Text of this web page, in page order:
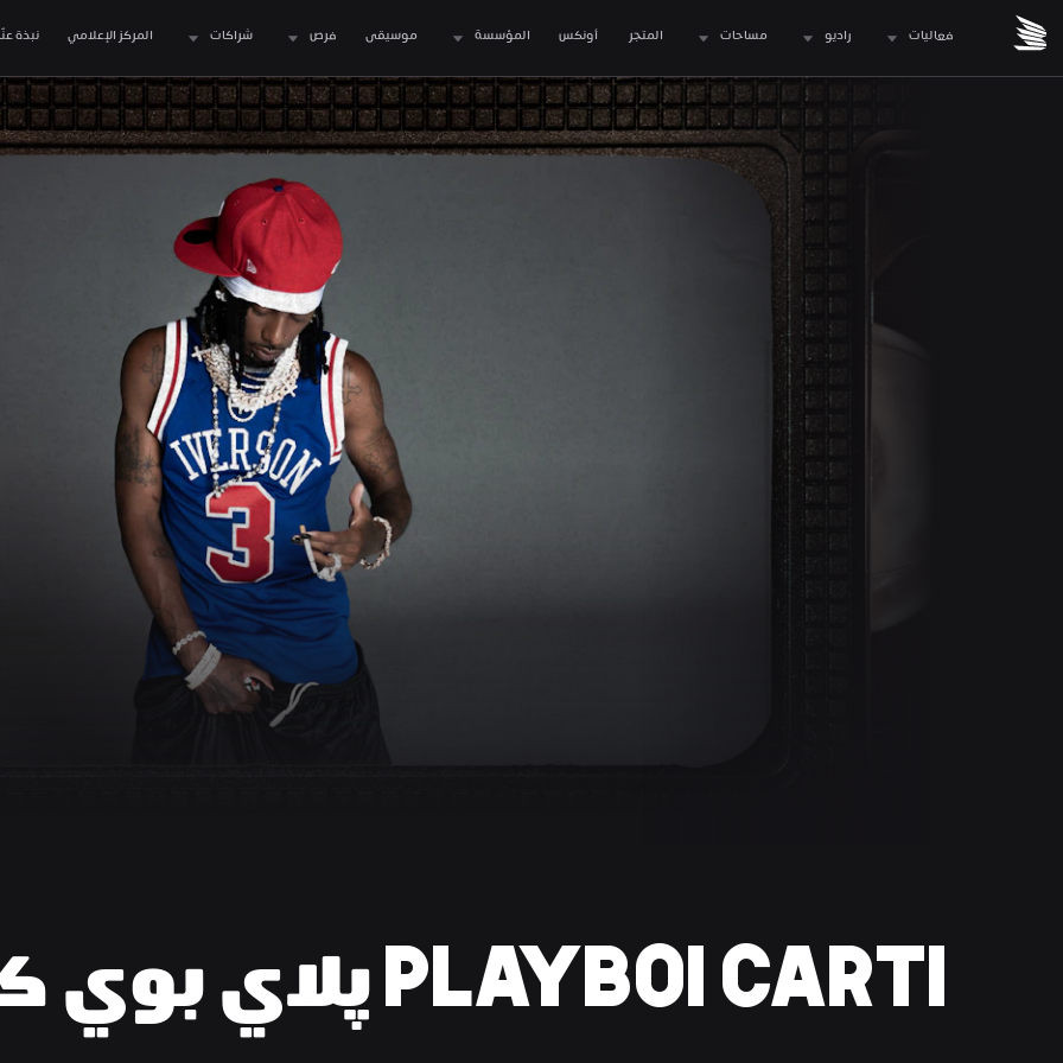
فعاليات راديو مساحات المتجر المؤسسة موسيقى فرص شراكات المركز الإعلامي نبذة
PLAYBOI CARTI پلاي بوي كارتي